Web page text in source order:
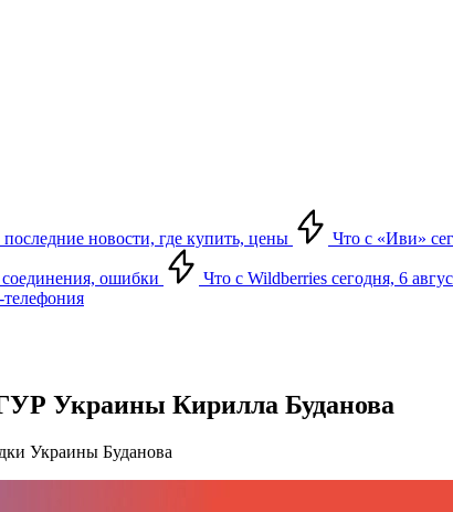
новости, где купить, цены Что с «Иви»
соединения, ошибки Что с Wildberries сегодня, 6
телефония
Украины Кирилла Буданова
Украины Буданова